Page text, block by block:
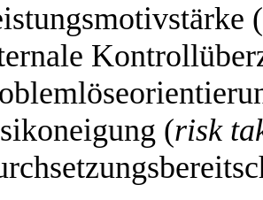
(
(risk